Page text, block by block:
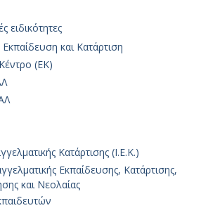
ειδικότητες
και Κατάρτιση
(ΕΚ)
Κατάρτισης (Ι.Ε.Κ.)
Εκπαίδευσης, Κατάρτισης,
και Νεολαίας